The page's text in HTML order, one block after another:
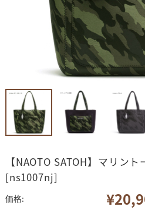
【NAOTO SATOH】マリン
[ns1007nj]
価格: